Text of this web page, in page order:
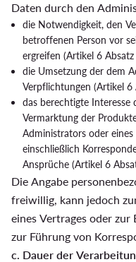
Daten durch den
die Notwendigkeit, den
betroffenen Person vor
ergreifen (Artikel 6
die Umsetzung der dem
Verpflichtungen (Artikel 6
das berechtigte
Vermarktung der
Administrators oder
einschließlich
Ansprüche (Artikel 6
Die Angabe
freiwillig, kann jedoch
eines Vertrages oder
zur Führung von
c. Dauer der